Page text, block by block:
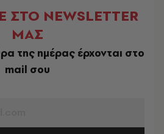
ΣΤΟ NEWSLETTER
ΜΑΣ
της ημέρας έρχονται στο
mail σου